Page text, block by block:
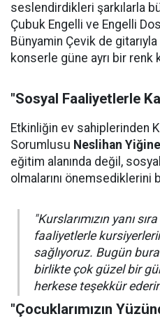
seslendirdikleri şarkılarla
Çubuk Engelli ve Engelli
Bünyamin Çevik de
konserle güne ayrı bir renk
"Sosyal Faaliyetlerle
Etkinliğin ev sahiplerinden
Sorumlusu Neslihan
eğitim alanında değil,
olmalarını önemsediklerini
"Kurslarımızın yanı
faaliyetlerle
sağlıyoruz. Bugün
birlikte çok güzel bir
herkese teşekkür
"Çocuklarımızın